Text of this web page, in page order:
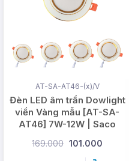
AT-SA-AT46-(x)/V
Đèn LED âm trần Dowlight
viền Vàng mẫu [AT-SA-
AT46] 7W-12W | Saco
169.000 101.000